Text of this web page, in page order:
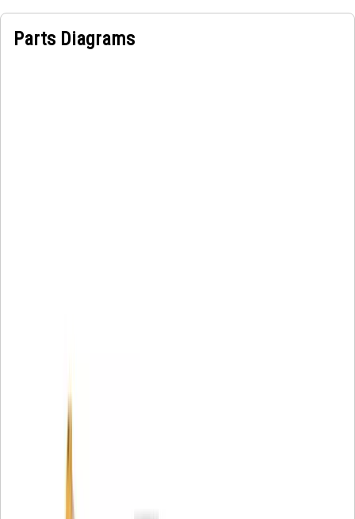
Parts Diagrams